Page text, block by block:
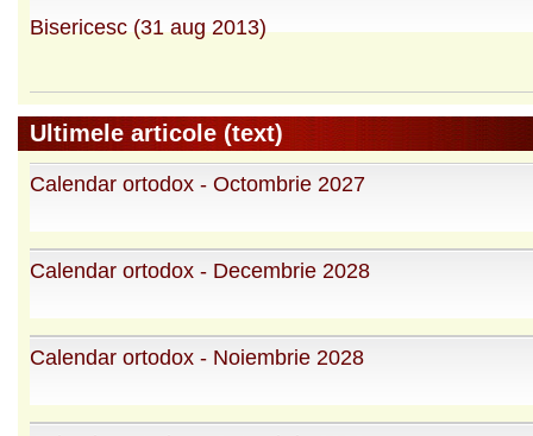
Bisericesc (31 aug 2013)
Ultimele articole (text)
Calendar ortodox - Octombrie 2027
Calendar ortodox - Decembrie 2028
Calendar ortodox - Noiembrie 2028